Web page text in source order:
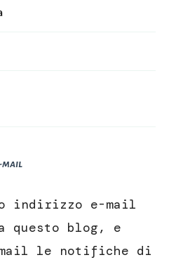
mail
indirizzo e-mail
blog, e
le notifiche di